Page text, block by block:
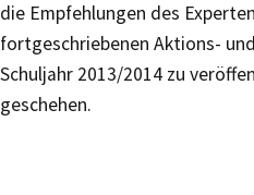
die Empfehlungen des
fortgeschriebenen Aktions-
Schuljahr 2013/2014 zu
geschehen.